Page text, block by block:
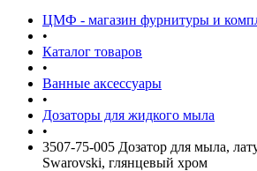
ЦМФ - магазин фурнитуры и
•
Каталог товаров
•
Ванные аксессуары
•
Дозаторы для жидкого мыла
•
3507-75-005 Дозатор для мыла,
Swarovski, глянцевый хром